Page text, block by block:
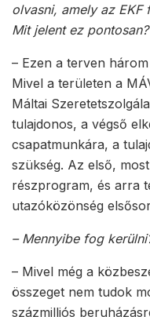
olvasni, amely az EKF
Mit jelent ez pontosan?
– Ezen a terven
Mivel a területen a
Máltai
tulajdonos, a végső
csapatmunkára, a
szükség. Az első,
részprogram, és arra
utazóközönség
– Mennyibe fog
– Mivel még a
összeget nem tudok
százmilliós